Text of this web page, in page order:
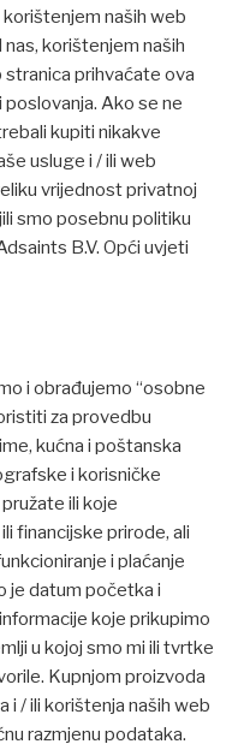
korištenjem naših web
korištenjem naših
stranica prihvaćate ova
Ako se ne
kupiti nikakve
usluge i / ili web
vrijednost privatnoj
smo posebnu politiku
B.V. Opći uvjeti
i obrađujemo “osobne
za provedbu
kućna i poštanska
i korisničke
ili koje
financijske prirode, ali
i plaćanje
je datum početka i
koje prikupimo
u kojoj smo mi ili tvrtke
Kupnjom proizvoda
i / ili korištenja naših web
razmjenu podataka.